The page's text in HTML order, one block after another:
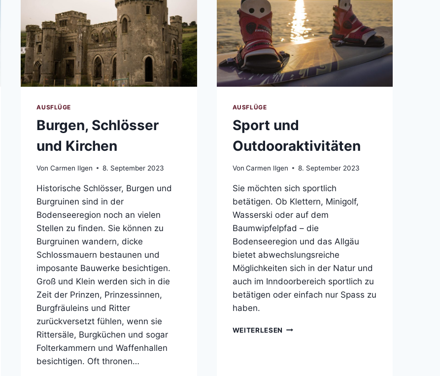
AUSFLÜGE
Burgen, Schlösser
und Kirchen
Von Carmen Ilgen 8. September 2023
Historische Schlösser, Burgen und
Burgruinen sind in der
Bodenseeregion noch an vielen
Stellen zu finden. Sie können zu
Burgruinen wandern, dicke
Schlossmauern bestaunen und
imposante Bauwerke besichtigen.
Groß und Klein werden sich in die
Zeit der Prinzen, Prinzessinnen,
Burgfräuleins und Ritter
zurückversetzt fühlen, wenn sie
Rittersäle, Burgküchen und sogar
Folterkammern und Waffenhallen
besichtigen. Oft thronen…
AUSFLÜGE
Sport und
Outdooraktivitäten
Von Carmen Ilgen 8. September 2023
Sie möchten sich sportlich
betätigen. Ob Klettern, Minigolf,
Wasserski oder auf dem
Baumwipfelpfad – die
Bodenseeregion und das Allgäu
bietet abwechslungsreiche
Möglichkeiten sich in der Natur und
auch im Inndoorbereich sportlich zu
betätigen oder einfach nur Spass zu
haben.
WEITERLESEN SPORT